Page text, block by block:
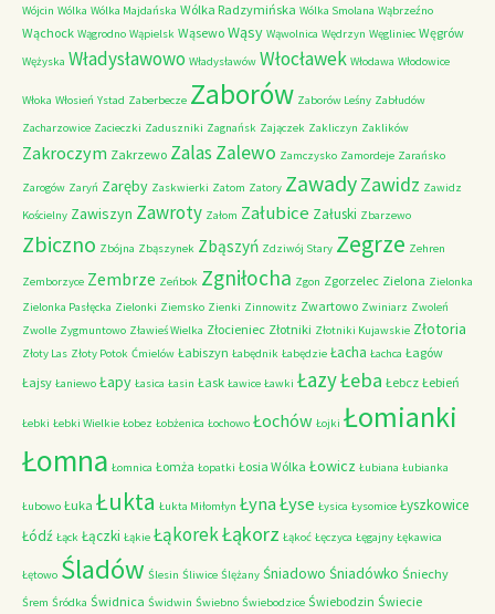
Wójcin Wólka Wólka Majdańska Wólka Radzymińska Wólka Smolana Wąbrzeźno
Wąchock Wągrodno Wąpielsk Wąsewo Wąsy Wąwolnica Wędrzyn Węgliniec Węgrów
Wężyska Władysławowo Władysławów Włocławek Włodawa Włodowice
Włoka Włosień Ystad Zaberbecze Zaborów Zaborów Leśny Zabłudów
Zacharzowice Zacieczki Zaduszniki Zagnańsk Zajączek Zakliczyn Zaklików
Zakroczym Zakrzewo ZalasZalewo Zamczysko Zamordeje Zarańsko
Zarogów Zaryń Zaręby Zaskwierki Zatom Zatory ZawadyZawidz Zawidz
Kościelny Zawiszyn Zawroty Załom Załubice Załuski Zbarzewo
Zbiczno Zbójna Zbąszynek Zbąszyń Zdziwój Stary Zegrze Zehren
Zemborzyce Zembrze Zeńbok Zgniłocha Zgon Zgorzelec Zielona Zielonka
Zielonka Pasłęcka Zielonki Ziemsko Zienki Zinnowitz Zwartowo Zwiniarz Zwoleń
Zwolle Zygmuntowo Zławieś Wielka Złocieniec Złotniki Złotniki Kujawskie Złotoria
Złoty Las Złoty Potok Ćmielów Łabiszyn Łabędnik Łabędzie Łacha Łachca Łagów
Łajsy Łaniewo Łapy Łasica Łasin Łask Ławice Ławki ŁazyŁeba Łebcz Łebień
Łebki Łebki Wielkie Łobez Łobżenica Łochowo Łochów Łojki Łomianki
Łomna Łomnica Łomża Łopatki Łosia Wólka Łowicz Łubiana Łubianka
Łubowo Łuka Łukta Łukta Miłomłyn ŁynaŁyse Łysica Łysomice Łyszkowice
Łódź Łąck Łączki Łąkie ŁąkorekŁąkorz Łąkoć Łęczyca Łęgajny Łękawica
Łętowo Śladów Ślesin Śliwice Ślężany Śniadowo Śniadówko Śniechy
Śrem Śródka Świdnica Świdwin Świebno Świebodzice Świebodzin Świecie